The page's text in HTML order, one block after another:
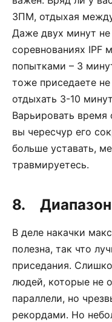
3ПМ, отдыхая
Даже двух минут не
соревнованиях IPF
попытками – 3
тоже приседаете
отдыхать 3-10
Варьировать время
вы чересчур его
больше уставать,
травмируетесь.
8.
В деле накачки
полезна, так что
приседания.
людей, которые не
параллели, но
рекордами. Но